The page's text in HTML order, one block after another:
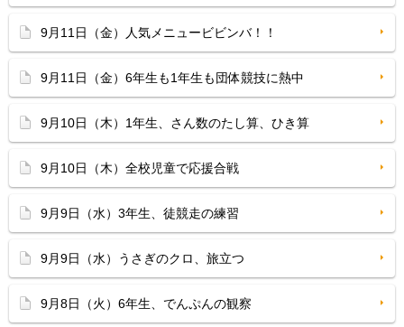
9月11日（金）人気メニュービビンバ！！
9月11日（金）6年生も1年生も団体競技に熱中
9月10日（木）1年生、さん数のたし算、ひき算
9月10日（木）全校児童で応援合戦
9月9日（水）3年生、徒競走の練習
9月9日（水）うさぎのクロ、旅立つ
9月8日（火）6年生、でんぷんの観察